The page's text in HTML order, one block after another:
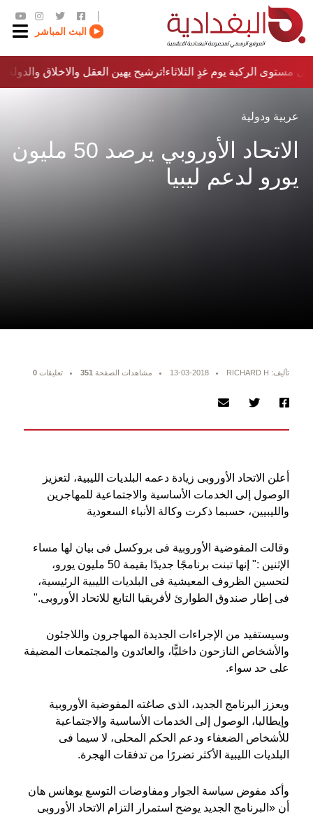
البث المباشر
ترشيح يهين العقل والاخلاق والدولة…؟!مستوى الركبة يوم غدٍ الثلاثاء
عربية ودولية
الاتحاد الأوروبي يرصد 50 مليون
يورو لدعم ليبيا
تأليف: RICHARD H 13-03-2018 مشاهدات الصفحة 351 تعليقات 0
أعلن الاتحاد الأوروبى زيادة دعمه البلديات الليبية، لتعزيز
الوصول إلى الخدمات الأساسية والاجتماعية للمهاجرين
والليبيين، حسبما ذكرت وكالة الأنباء السعودية
وقالت المفوضية الأوروبية فى بروكسل فى بيان لها مساء
الإثنين :" إنها تبنت برنامجًا جديدًا بقيمة 50 مليون يورو،
لتحسين الظروف المعيشية فى البلديات الليبية الرئيسية،
فى إطار صندوق الطوارئ لأفريقيا التابع للاتحاد الأوروبى".
وسيستفيد من الإجراءات الجديدة المهاجرون واللاجئون
والأشخاص النازحون داخليًّا، والعائدون والمجتمعات المضيفة
على حد سواء.
ويعزز البرنامج الجديد، الذى صاغته المفوضية الأوروبية
وإيطاليا، الوصول إلى الخدمات الأساسية والاجتماعية
للأشخاص الضعفاء ودعم الحكم المحلى، لا سيما فى
البلديات الليبية الأكثر تضررًا من تدفقات الهجرة.
وأكد مفوض سياسة الجوار ومفاوضات التوسع يوهانس هان
أن «البرنامج الجديد يوضح استمرار التزام الاتحاد الأوروبى